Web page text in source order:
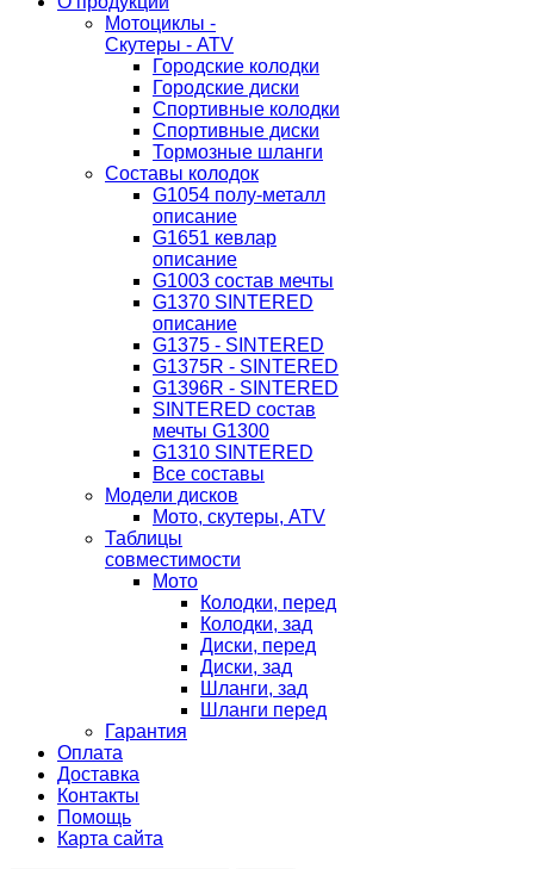
Мотоциклы -
Скутеры - ATV
Городские колодки
Городские диски
Спортивные колодки
Спортивные диски
Тормозные шланги
Составы колодок
G1054 полу-металл
описание
G1651 кевлар
описание
G1003 состав мечты
G1370 SINTERED
описание
G1375 - SINTERED
G1375R - SINTERED
G1396R - SINTERED
SINTERED состав
мечты G1300
G1310 SINTERED
Все составы
Модели дисков
Мото, скутеры, ATV
Таблицы
совместимости
Мото
Колодки, перед
Колодки, зад
Диски, перед
Диски, зад
Шланги, зад
Шланги перед
Гарантия
Оплата
Доставка
Контакты
Помощь
Карта сайта